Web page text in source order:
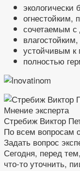
экологически
огнестойким,
сочетаемым с
устойчивым к
полностью
Мнение эксперта
Стребиж Виктор
По всем вопросам
Задать вопрос
Сегодня, перед
что-то уточнить,